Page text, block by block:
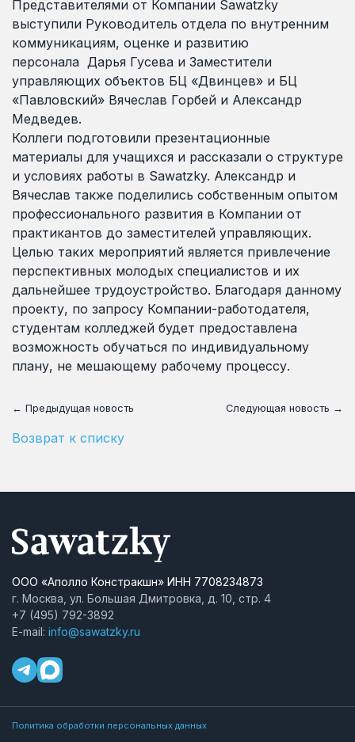
Представителями от Компании Sawatzky
выступили Руководитель отдела по внутренним
коммуникациям, оценке и развитию
персонала Дарья Гусева и Заместители
управляющих объектов БЦ «Двинцев» и БЦ
«Павловский» Вячеслав Горбей и Александр
Медведев.
Коллеги подготовили презентационные
материалы для учащихся и рассказали о структуре
и условиях работы в Sawatzky. Александр и
Вячеслав также поделились собственным опытом
профессионального развития в Компании от
практикантов до заместителей управляющих.
Целью таких мероприятий является привлечение
перспективных молодых специалистов и их
дальнейшее трудоустройство. Благодаря данному
проекту, по запросу Компании-работодателя,
студентам колледжей будет предоставлена
возможность обучаться по индивидуальному
плану, не мешающему рабочему процессу.
← Предыдущая новость Следующая новость →
Возврат к списку
ООО «Аполло Констракшн» ИНН 7708234873
г. Москва, ул. Большая Дмитровка, д. 10, стр. 4
+7 (495) 792-3892
E-mail: info@sawatzky.ru
Политика обработки персональных данных